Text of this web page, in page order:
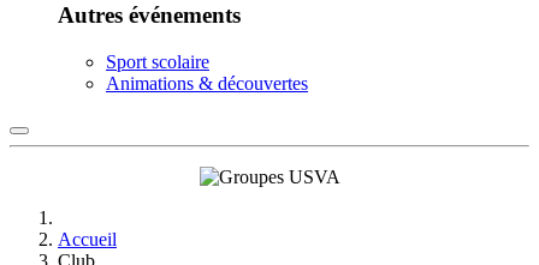
Autres événements
Sport scolaire
Animations & découvertes
Accueil
Club